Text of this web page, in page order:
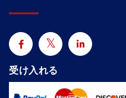
受け入れる